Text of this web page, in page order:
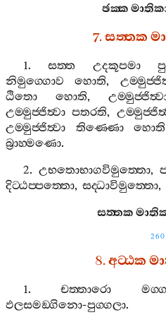
ඡක‍්ක
7.සත‍්තක
1.සත‍්ත උදකූපමා
නිමුග‍්ගොව
හොති,
ඨිතො
හොති,
උම‍්මුජ‍්ජිත්‍වා පතරති,
උම‍්මුජ‍්ජිත්‍වා
තිණ‍්ණො හොති
බ්‍රාහ‍්මණො.
2. උභතොභාගවිමුත‍්තො,
දිට‍්ඨප‍්පත‍්තො, සද‍්ධාවිමුත‍්තො,
සත‍්තක
260
8.අට‍්ඨක
1.චත‍්තාරො
ඵලසමඞ‍්ගිනො-පුග‍්ගලා.